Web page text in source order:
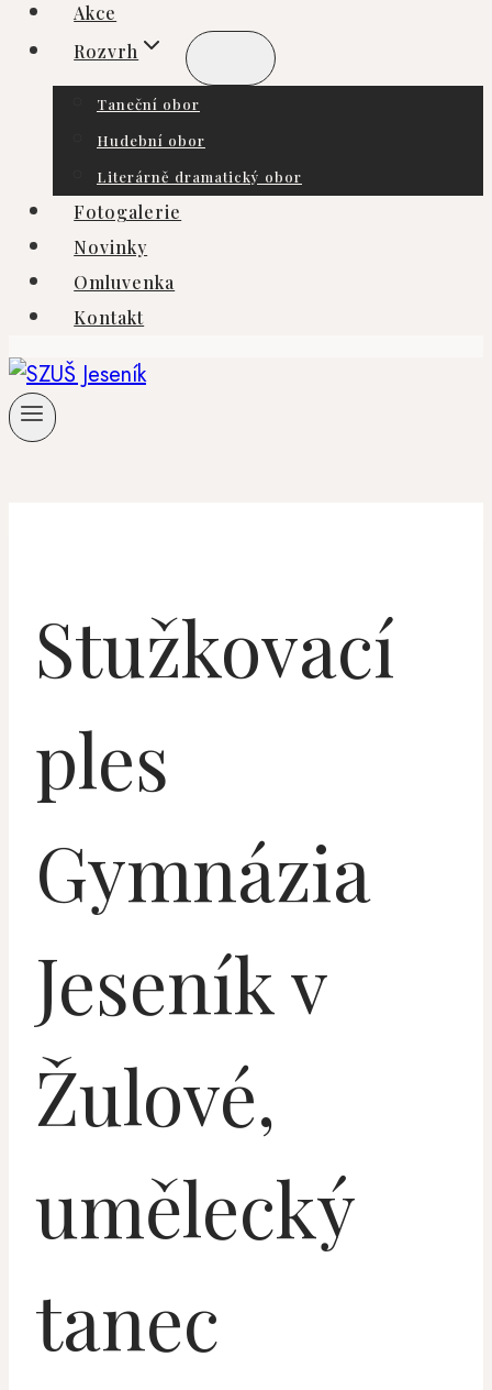
Akce
Rozvrh
Taneční obor
Hudební obor
Literárně dramatický obor
Fotogalerie
Novinky
Omluvenka
Kontakt
Stužkovací
ples
Gymnázia
Jeseník v
Žulové,
umělecký
tanec